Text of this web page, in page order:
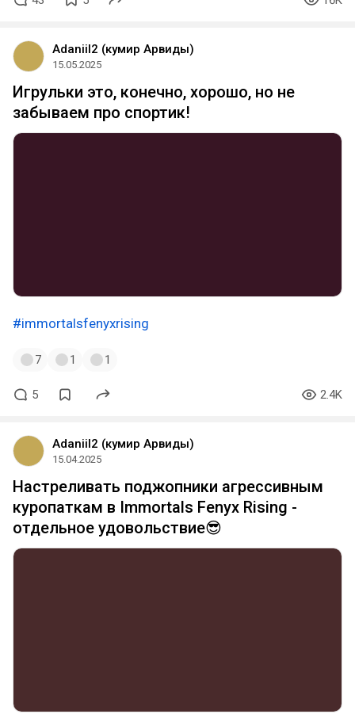
Adaniil2 (кумир Арвиды)
15.05.2025
Игрульки это, конечно, хорошо, но не
забываем про спортик!
#immortalsfenyxrising
7 1 1
5 2.4K
Adaniil2 (кумир Арвиды)
15.04.2025
Настреливать поджопники агрессивным
куропаткам в Immortals Fenyx Rising -
отдельное удовольствие😎